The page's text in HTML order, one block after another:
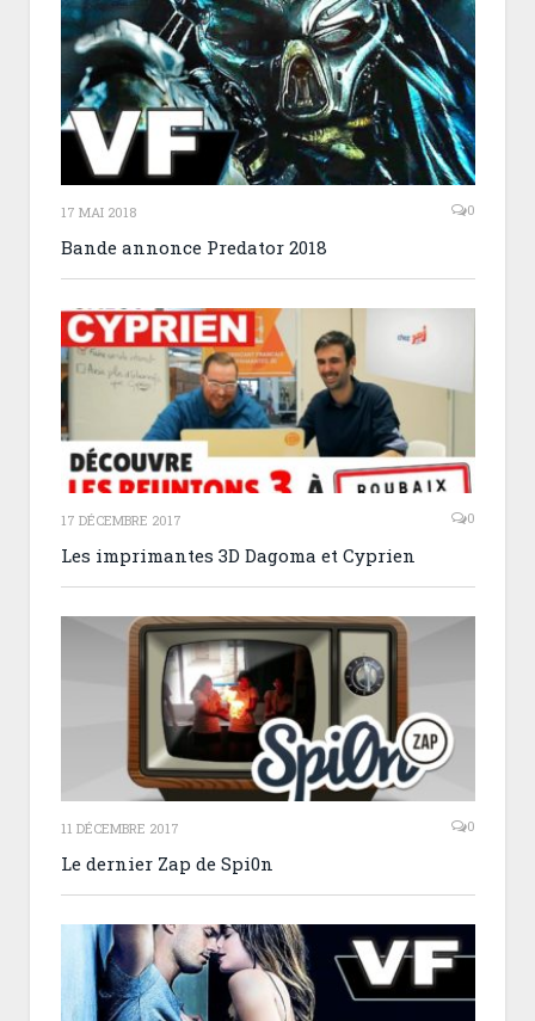
17 MAI 2018 0
Bande annonce Predator 2018
17 DÉCEMBRE 2017 0
Les imprimantes 3D Dagoma et Cyprien
11 DÉCEMBRE 2017 0
Le dernier Zap de Spi0n